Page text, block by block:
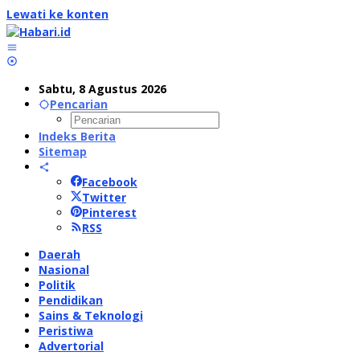
Lewati ke konten
Sabtu, 8 Agustus 2026
Pencarian
Indeks Berita
Sitemap
Facebook
Twitter
Pinterest
RSS
Daerah
Nasional
Politik
Pendidikan
Sains & Teknologi
Peristiwa
Advertorial